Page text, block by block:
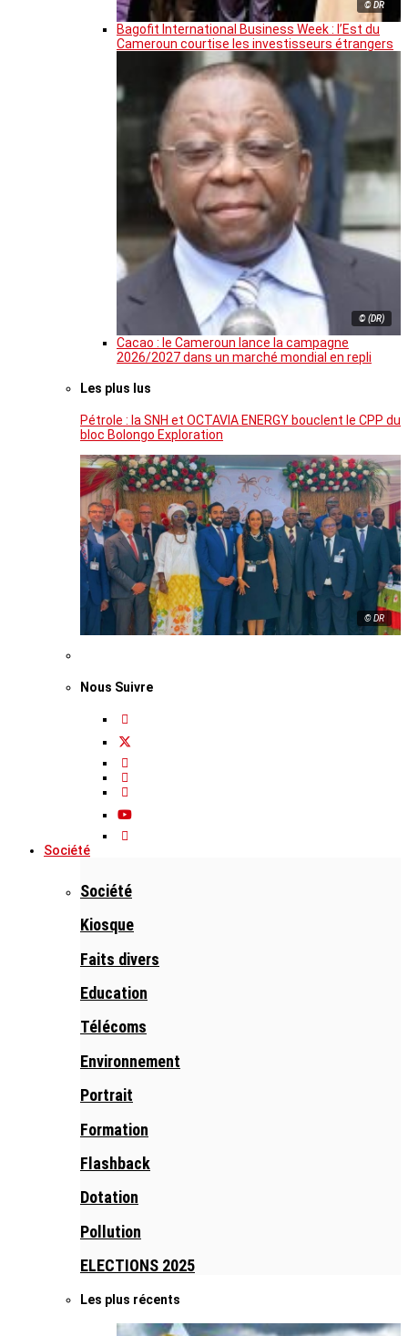
© DR
Bagofit International Business Week : l’Est du
Cameroun courtise les investisseurs étrangers
© (DR)
Cacao : le Cameroun lance la campagne
2026/2027 dans un marché mondial en repli
Les plus lus
Pétrole : la SNH et OCTAVIA ENERGY bouclent le CPP du
bloc Bolongo Exploration
© DR
Nous Suivre
Société
Société
Kiosque
Faits divers
Education
Télécoms
Environnement
Portrait
Formation
Flashback
Dotation
Pollution
ELECTIONS 2025
Les plus récents